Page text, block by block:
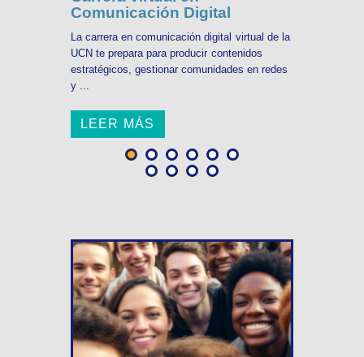
Comunicación Digital
La carrera en comunicación digital virtual de la
UCN te prepara para producir contenidos
estratégicos, gestionar comunidades en redes
y ...
LEER MÁS